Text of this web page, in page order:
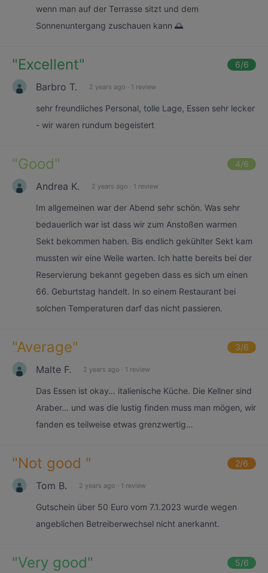
wenn man auf der Terrasse sitzt und dem
Sonnenuntergang zuschauen kann 🌅
"Excellent" 6/6
Barbro T. 2 years ago · 1 review
sehr freundliches Personal, tolle Lage, Essen sehr lecker
- wir waren rundum begeistert
"Good" 4/6
Andrea K. 2 years ago · 1 review
Im allgemeinen war der Abend sehr schön. Was sehr
bedauerlich war ist dass wir zum Anstoßen warmen
Sekt bekommen haben. Bis endlich gekühlter Sekt kam
mussten wir eine Weile warten. Ich hatte bereits bei der
Reservierung bekannt gegeben dass es sich um einen
66. Geburtstag handelt. In so einem Restaurant bei
solchen Temperaturen darf das nicht passieren.
"Average" 3/6
Malte F. 2 years ago · 1 review
Das Essen ist okay… italienische Küche. Die Kellner sind
Araber… und was die lustig finden muss man mögen, wir
fanden es teilweise etwas grenzwertig…
"Not good " 2/6
Tom B. 2 years ago · 1 review
Gutschein über 50 Euro vom 7.1.2023 wurde wegen
angeblichen Betreiberwechsel nicht anerkannt.
"Very good" 5/6